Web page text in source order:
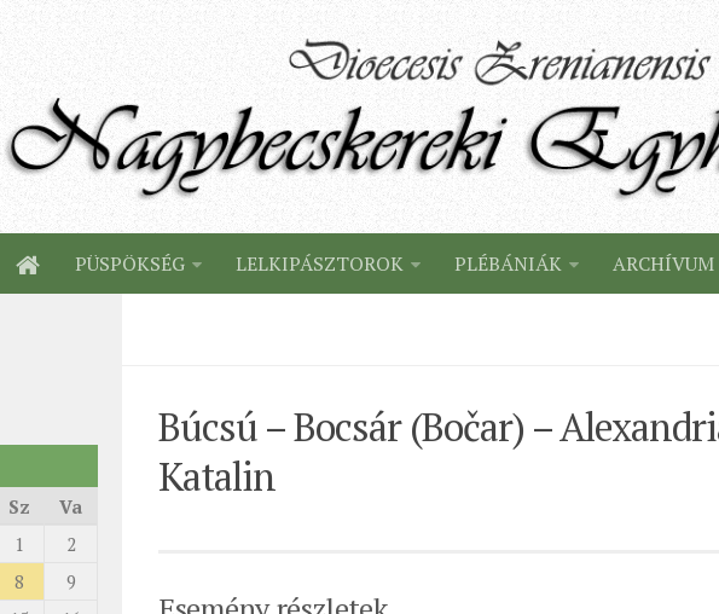
PÜSPÖKSÉG LELKIPÁSZTOROK PLÉBÁNIÁK ARCHÍVUM
Búcsú – Bocsár (Bočar) –
Katalin
Sz Va
1
2
8
9